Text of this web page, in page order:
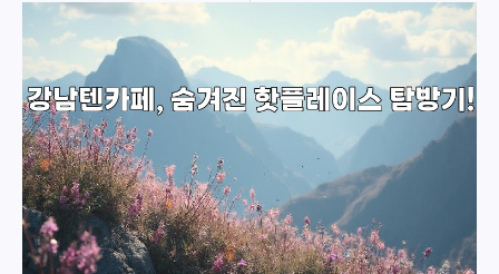
심
정
보
와
즐
기
는
방
법
공